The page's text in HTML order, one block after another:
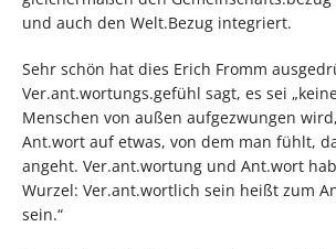
und auch den Welt.Bezug integriert.
Sehr schön hat dies Erich Fromm
Ver.ant.wortungs.gefühl sagt, es sei
Menschen von außen aufgezwungen
Ant.wort auf etwas, von dem man fühlt,
angeht. Ver.ant.wortung und Ant.wort
Wurzel: Ver.ant.wortlich sein heißt zum
sein.“